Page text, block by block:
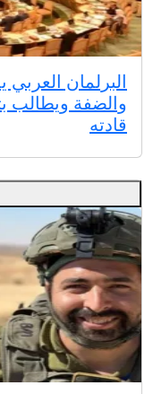
البرلمان
والضفة ويطالب
قادته